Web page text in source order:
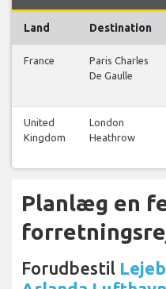
Land Destination
France
Paris Charles
De Gaulle
United
Kingdom
London
Heathrow
Planlæg en
Forudbestil